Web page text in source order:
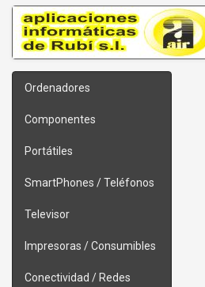
Ordenadores
Componentes
Portátiles
SmartPhones / Teléfonos
Televisor
Impresoras / Consumibles
Conectividad / Redes